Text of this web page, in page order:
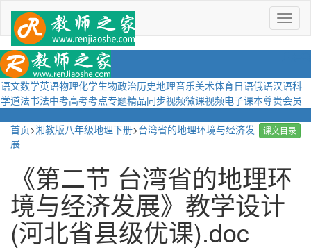
菜
单
语文数学英语物理化学生物政治历史地理音乐美术体育日语俄语汉语科
学道法书法中考高考考点专题精品同步视频微课视频电子课本尊贵会员
课文目录
首页>湘教版八年级地理下册>台湾省的地理环境与经济发
展
《第二节 台湾省的地理环
境与经济发展》教学设计
(河北省县级优课).doc